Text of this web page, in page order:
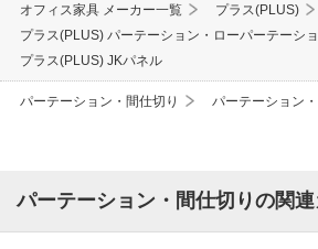
オフィス家具 メーカー一覧
プラス(PLUS)
プラス(PLUS) パーテーション・ローパーテーシ
プラス(PLUS) JKパネル
パーテーション・間仕切り パーテーション
パーテーション・間仕切りの関